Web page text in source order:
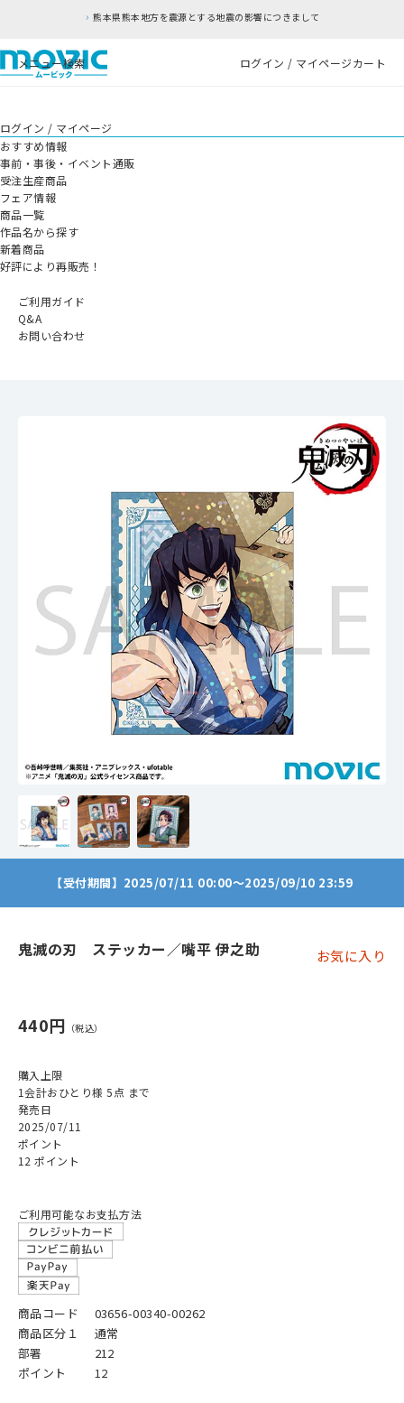
熊本県熊本地方を震源とする地震の影響につきまして
メニュー検索 ログイン / マイページカート
ログイン / マイページ
おすすめ情報
事前・事後・イベント通販
受注生産商品
フェア情報
商品一覧
作品名から探す
新着商品
好評により再販売！
ご利用ガイド
Q&A
お問い合わせ
【受付期間】2025/07/11 00:00～2025/09/10 23:59
鬼滅の刃 ステッカー／嘴平 伊之助 お気に入り
440円
購入上限
1会計おひとり様 5点 まで
発売日
2025/07/11
ポイント
12 ポイント
ご利用可能なお支払方法
商品コード
03656-00340-00262
商品区分１
通常
部署
212
ポイント
12